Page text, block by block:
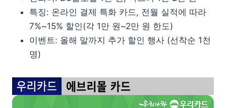
특징: 온라인 결제 특화 카드, 전월 실적에 따라
7%~15% 할인(각 1만 원~2만 원 한도)
이벤트: 올해 말까지 추가 할인 행사 (선착순 1천
명)